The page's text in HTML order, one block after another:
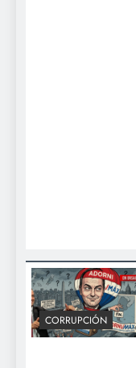
CORRUPCIÓN